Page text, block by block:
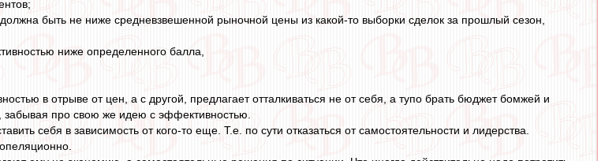
быть не ниже средневзвешенной рыночной цены из какой-то выборки сделок за прошлый сезон,
ниже определенного балла,
в отрыве от цен, а с другой, предлагает отталкиваться не от себя, а тупо брать бюджет бомжей и
забывая про свою же идею с эффективностью.
себя в зависимость от кого-то еще. Т.е. по сути отказаться от самостоятельности и лидерства.